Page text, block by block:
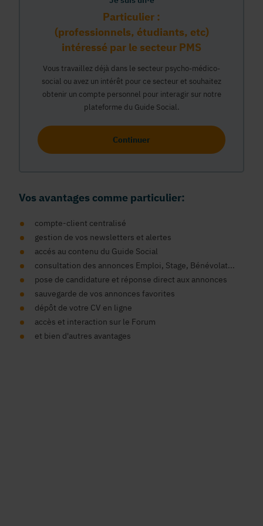
Particulier :
(professionnels, étudiants, etc)
intéressé par le secteur PMS
Vous travaillez déjà dans le secteur psycho-médico-
social ou avez un intérêt pour ce secteur et souhaitez
obtenir un compte personnel pour interagir sur notre
plateforme du Guide Social.
Continuer
Vos avantages comme particulier:
compte-client centralisé
gestion de vos newsletters et alertes
accés au contenu du Guide Social
consultation des annonces Emploi, Stage, Bénévolat...
pose de candidature et réponse direct aux annonces
sauvegarde de vos annonces favorites
dépôt de votre CV en ligne
accès et interaction sur le Forum
et bien d'autres avantages